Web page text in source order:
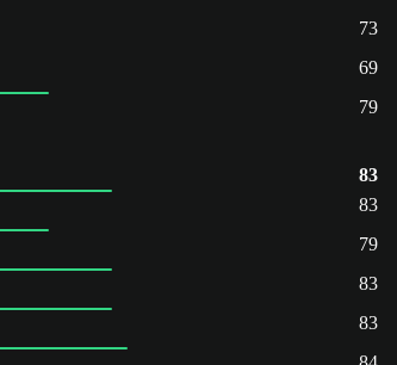
73
69
79
83
83
79
83
83